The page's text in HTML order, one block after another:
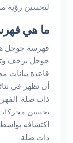
لتحسين رؤية
ما هي
فهرسة جوجل هي
جوجل بزحف
قاعدة بيانات
أن تظهر في
ذات صلة.
تحسين محركات
اكتشافه
ذات صلة.